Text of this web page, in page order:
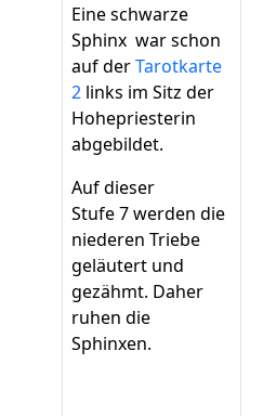
Eine schwarze
Sphinx war schon
auf derTarotkarte
2 links im Sitz der
Hohepriesterin
abgebildet.
Auf dieser
Stufe 7 werden die
niederen Triebe
geläutert und
gezähmt. Daher
ruhen die
Sphinxen.